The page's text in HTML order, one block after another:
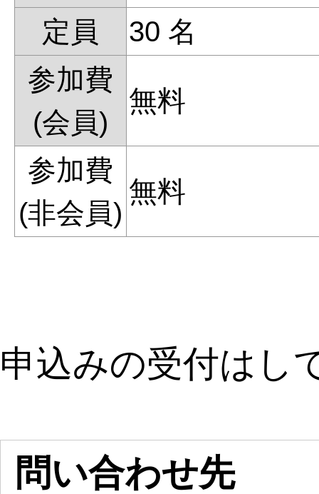
定員
30 名
参加費
(会員)
無料
参加費
(非会員)
無料
申込みの受付はし
問い合わせ先